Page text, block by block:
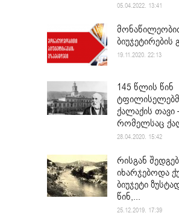
05.04.2022. 13:41
ბიუჯეტირების
19.11.2020. 22:13
145 წლის წინ
ქალაქის თავი
რომელსაც
28.04.2020. 15:42
რისგან
იხარჯებოდა
ბიუჯეტი
წინ,...
25.12.2019. 17:39